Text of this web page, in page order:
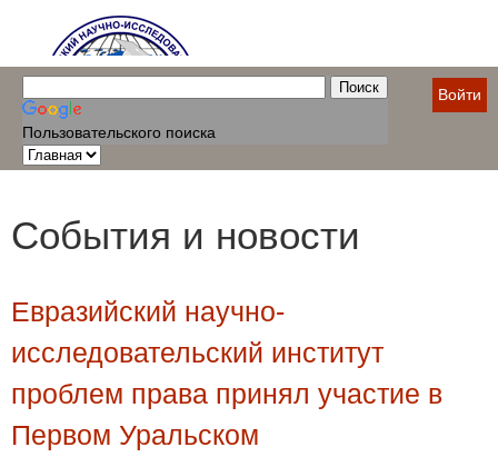
Пользовательского поиска
Войти
События и новости
Евразийский научно-
исследовательский институт
проблем права принял участие в
Первом Уральском